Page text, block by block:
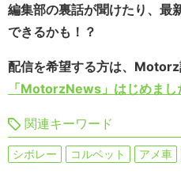
編集部の裏話が聞けたり、最
できるかも！？
配信を希望する方は、Motorz
「MotorzNews」はじめまし
関連キーワード
シボレー コルベット アメ車